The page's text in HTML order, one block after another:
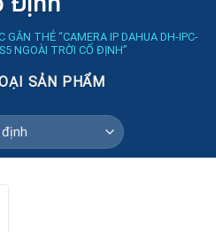
GẮN THẺ “CAMERA IP DAHUA DH-IPC-
NGOÀI TRỜI CỐ ĐỊNH”
SẢN PHẨM